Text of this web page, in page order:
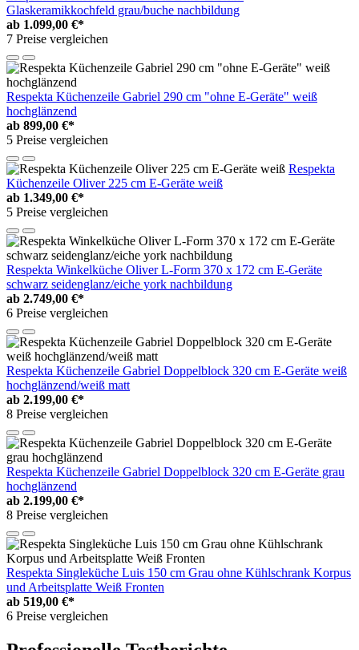
Glaskeramikkochfeld grau/buche nachbildung
ab 1.099,00 €*
7 Preise vergleichen
Respekta Küchenzeile Gabriel 290 cm "ohne E-Geräte" weiß
hochglänzend
ab 899,00 €*
5 Preise vergleichen
Respekta
Küchenzeile Oliver 225 cm E-Geräte weiß
ab 1.349,00 €*
5 Preise vergleichen
Respekta Winkelküche Oliver L-Form 370 x 172 cm E-Geräte
schwarz seidenglanz/eiche york nachbildung
ab 2.749,00 €*
6 Preise vergleichen
Respekta Küchenzeile Gabriel Doppelblock 320 cm E-Geräte weiß
hochglänzend/weiß matt
ab 2.199,00 €*
8 Preise vergleichen
Respekta Küchenzeile Gabriel Doppelblock 320 cm E-Geräte grau
hochglänzend
ab 2.199,00 €*
8 Preise vergleichen
Respekta Singleküche Luis 150 cm Grau ohne Kühlschrank Korpus
und Arbeitsplatte Weiß Fronten
ab 519,00 €*
6 Preise vergleichen